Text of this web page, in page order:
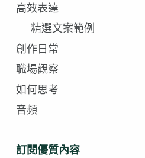
高效表達
精選文案範例
創作日常
職場觀察
如何思考
音頻
訂閱優質內容